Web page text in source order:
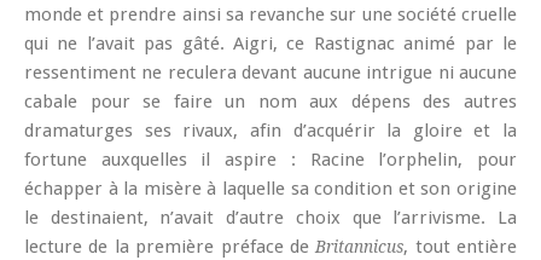
monde et prendre ainsi sa revanche sur une société cruelle
qui ne l’avait pas gâté. Aigri, ce Rastignac animé par le
ressentiment ne reculera devant aucune intrigue ni aucune
cabale pour se faire un nom aux dépens des autres
dramaturges ses rivaux, afin d’acquérir la gloire et la
fortune auxquelles il aspire : Racine l’orphelin, pour
échapper à la misère à laquelle sa condition et son origine
le destinaient, n’avait d’autre choix que l’arrivisme. La
lecture de la première préface deBritannicus, tout entière